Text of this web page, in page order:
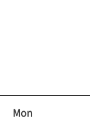
Mon